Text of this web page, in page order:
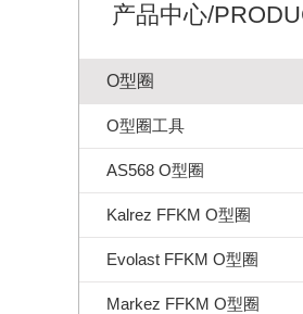
产品中心/
O型圈
O型圈工具
AS568 O型圈
Kalrez FFKM O型圈
Evolast FFKM O型圈
Markez FFKM O型圈